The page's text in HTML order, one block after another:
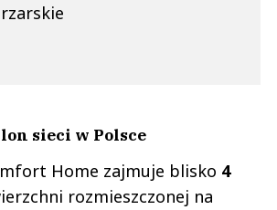
sieci w Polsce
Home zajmuje blisko 4
rozmieszczonej na